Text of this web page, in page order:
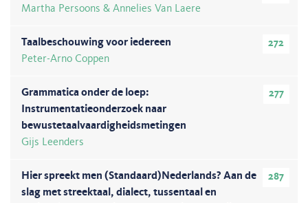
Martha Persoons & Annelies Van Laere
272
Taalbeschouwing voor iedereen
Peter-Arno Coppen
277
Grammatica onder de loep:
Instrumentatieonderzoek naar
bewustetaalvaardigheidsmetingen
Gijs Leenders
287
Hier spreekt men (Standaard)Nederlands? Aan de
slag met streektaal, dialect, tussentaal en